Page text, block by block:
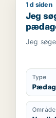
Jeg
1 d siden
Jeg
Jeg
Type
Område